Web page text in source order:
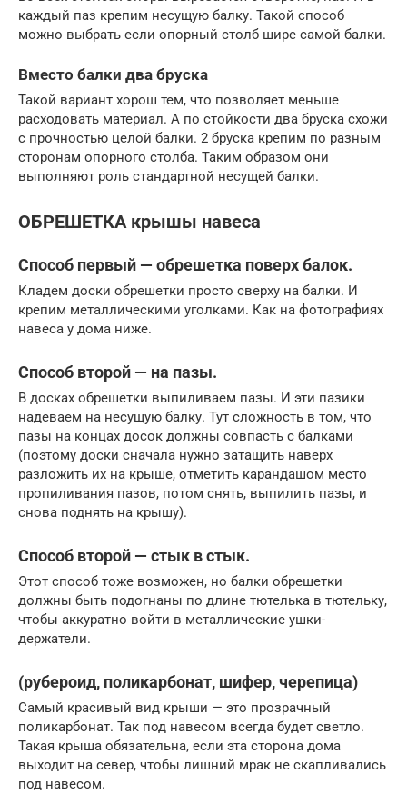
каждый паз крепим несущую балку. Такой способ
можно выбрать если опорный столб шире самой балки.
Вместо балки два бруска
Такой вариант хорош тем, что позволяет меньше
расходовать материал. А по стойкости два бруска схожи
с прочностью целой балки. 2 бруска крепим по разным
сторонам опорного столба. Таким образом они
выполняют роль стандартной несущей балки.
ОБРЕШЕТКА крышы навеса
Способ первый — обрешетка поверх балок.
Кладем доски обрешетки просто сверху на балки. И
крепим металлическими уголками. Как на фотографиях
навеса у дома ниже.
Способ второй — на пазы.
В досках обрешетки выпиливаем пазы. И эти пазики
надеваем на несущую балку. Тут сложность в том, что
пазы на концах досок должны совпасть с балками
(поэтому доски сначала нужно затащить наверх
разложить их на крыше, отметить карандашом место
пропиливания пазов, потом снять, выпилить пазы, и
снова поднять на крышу).
Способ второй — стык в стык.
Этот способ тоже возможен, но балки обрешетки
должны быть подогнаны по длине тютелька в тютельку,
чтобы аккуратно войти в металлические ушки-
держатели.
(рубероид, поликарбонат, шифер, черепица)
Самый красивый вид крыши — это прозрачный
поликарбонат. Так под навесом всегда будет светло.
Такая крыша обязательна, если эта сторона дома
выходит на север, чтобы лишний мрак не скапливались
под навесом.